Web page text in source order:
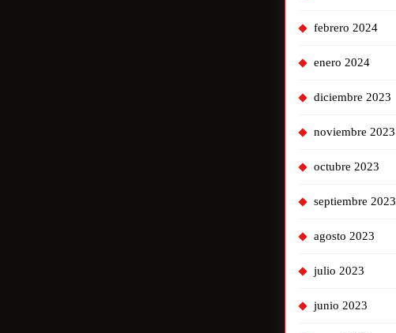
febrero 2024
enero 2024
diciembre 2023
noviembre 2023
octubre 2023
septiembre 2023
agosto 2023
julio 2023
junio 2023